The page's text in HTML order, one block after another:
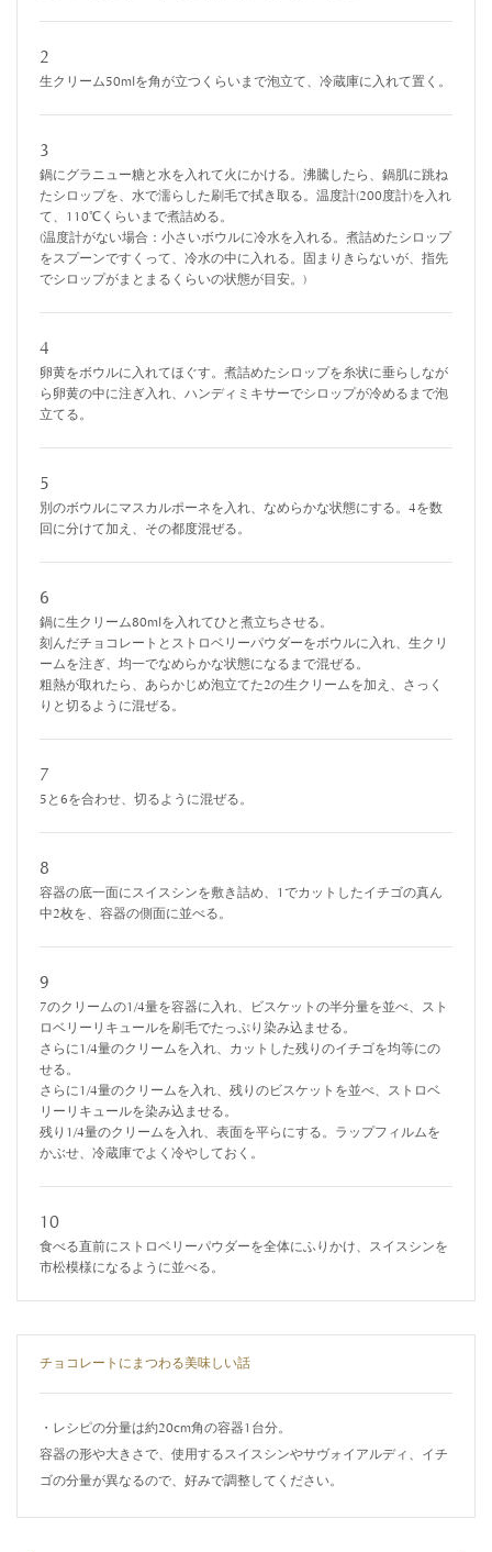
2
生クリーム50mlを角が立つくらいまで泡立て、冷蔵庫に入れて置く。
3
鍋にグラニュー糖と水を入れて火にかける。沸騰したら、鍋肌に跳ね
たシロップを、水で濡らした刷毛で拭き取る。温度計(200度計)を入れ
て、110℃くらいまで煮詰める。
(温度計がない場合：小さいボウルに冷水を入れる。煮詰めたシロップ
をスプーンですくって、冷水の中に入れる。固まりきらないが、指先
でシロップがまとまるくらいの状態が目安。)
4
卵黄をボウルに入れてほぐす。煮詰めたシロップを糸状に垂らしなが
ら卵黄の中に注ぎ入れ、ハンディミキサーでシロップが冷めるまで泡
立てる。
5
別のボウルにマスカルポーネを入れ、なめらかな状態にする。4を数
回に分けて加え、その都度混ぜる。
6
鍋に生クリーム80mlを入れてひと煮立ちさせる。
刻んだチョコレートとストロベリーパウダーをボウルに入れ、生クリ
ームを注ぎ、均一でなめらかな状態になるまで混ぜる。
粗熱が取れたら、あらかじめ泡立てた2の生クリームを加え、さっく
りと切るように混ぜる。
7
5と6を合わせ、切るように混ぜる。
8
容器の底一面にスイスシンを敷き詰め、1でカットしたイチゴの真ん
中2枚を、容器の側面に並べる。
9
7のクリームの1/4量を容器に入れ、ビスケットの半分量を並べ、スト
ロベリーリキュールを刷毛でたっぷり染み込ませる。
さらに1/4量のクリームを入れ、カットした残りのイチゴを均等にの
せる。
さらに1/4量のクリームを入れ、残りのビスケットを並べ、ストロベ
リーリキュールを染み込ませる。
残り1/4量のクリームを入れ、表面を平らにする。ラップフィルムを
かぶせ、冷蔵庫でよく冷やしておく。
10
食べる直前にストロベリーパウダーを全体にふりかけ、スイスシンを
市松模様になるように並べる。
チョコレートにまつわる美味しい話
・レシピの分量は約20cm角の容器1台分。
容器の形や大きさで、使用するスイスシンやサヴォイアルディ、イチ
ゴの分量が異なるので、好みで調整してください。